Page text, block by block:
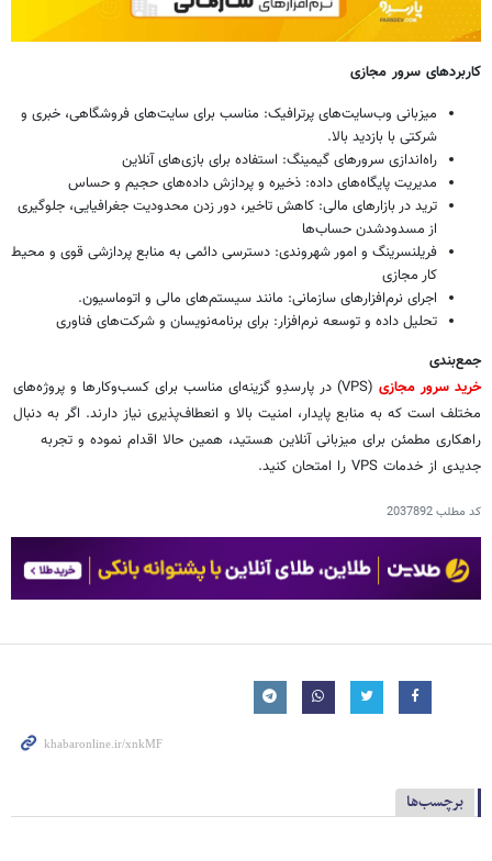
کاربردهای سرور مجازی
میزبانی وب‌سایت‌های پرترافیک: مناسب برای سایت‌های فروشگاهی، خبری و
شرکتی با بازدید بالا.
راه‌اندازی سرورهای گیمینگ: استفاده برای بازی‌های آنلاین
مدیریت پایگاه‌های داده: ذخیره و پردازش داده‌های حجیم و حساس
ترید در بازارهای مالی: کاهش تاخیر، دور زدن محدودیت جغرافیایی، جلوگیری
از مسدودشدن حساب‌ها
فریلنسرینگ و امور شهروندی: دسترسی دائمی به منابع پردازشی قوی و محیط
کار مجازی
اجرای نرم‌افزارهای سازمانی: مانند سیستم‌های مالی و اتوماسیون.
تحلیل داده و توسعه نرم‌افزار: برای برنامه‌نویسان و شرکت‌های فناوری
جمع‌بندی
خرید سرور مجازی
(VPS) در پارسدِو گزینه‌ای مناسب برای کسب‌وکارها و پروژه‌های
مختلف است که به منابع پایدار، امنیت بالا و انعطاف‌پذیری نیاز دارند. اگر به دنبال
راهکاری مطمئن برای میزبانی آنلاین هستید، همین حالا اقدام نموده و تجربه
جدیدی از خدمات VPS را امتحان کنید.
کد مطلب2037892
برچسب‌ها